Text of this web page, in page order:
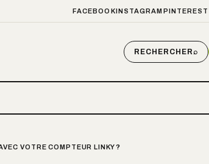
FACEBOOKINSTAGRAM PINTEREST
RECHERCHER⌕
VOTRE COMPTEUR LINKY ?